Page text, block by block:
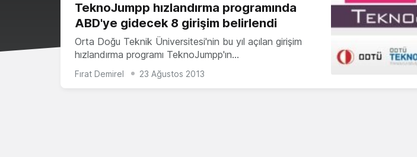
TeknoJumpp hızlandırma programında
ABD'ye gidecek 8 girişim belirlendi
Orta Doğu Teknik Üniversitesi'nin bu yıl açılan girişim
hızlandırma programı TeknoJumpp'ın…
Fırat Demirel 23 Ağustos 2013